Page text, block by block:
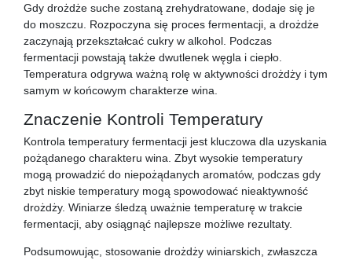
Gdy drożdże suche zostaną zrehydratowane, dodaje się je
do moszczu. Rozpoczyna się proces fermentacji, a drożdże
zaczynają przekształcać cukry w alkohol. Podczas
fermentacji powstają także dwutlenek węgla i ciepło.
Temperatura odgrywa ważną rolę w aktywności drożdży i tym
samym w końcowym charakterze wina.
Znaczenie Kontroli Temperatury
Kontrola temperatury fermentacji jest kluczowa dla uzyskania
pożądanego charakteru wina. Zbyt wysokie temperatury
mogą prowadzić do niepożądanych aromatów, podczas gdy
zbyt niskie temperatury mogą spowodować nieaktywność
drożdży. Winiarze śledzą uważnie temperaturę w trakcie
fermentacji, aby osiągnąć najlepsze możliwe rezultaty.
Podsumowując, stosowanie drożdży winiarskich, zwłaszcza